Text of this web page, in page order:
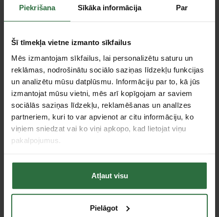
Piekrišana Sīkāka informācija Par
Šī tīmekļa vietne izmanto sīkfailus
Mēs izmantojam sīkfailus, lai personalizētu saturu un
reklāmas, nodrošinātu sociālo saziņas līdzekļu funkcijas
un analizētu mūsu datplūsmu. Informāciju par to, kā jūs
izmantojat mūsu vietni, mēs arī kopīgojam ar saviem
sociālās saziņas līdzekļu, reklamēšanas un analīzes
partneriem, kuri to var apvienot ar citu informāciju, ko
viņiem sniedzat vai ko viņi apkopo, kad lietojat viņu
pakalpojumus.
Atļaut visu
Pielāgot
Tie, kas apskatīja šo preci, tāpat interesējās par...
Failed to load product list.
Apskatītie produkti